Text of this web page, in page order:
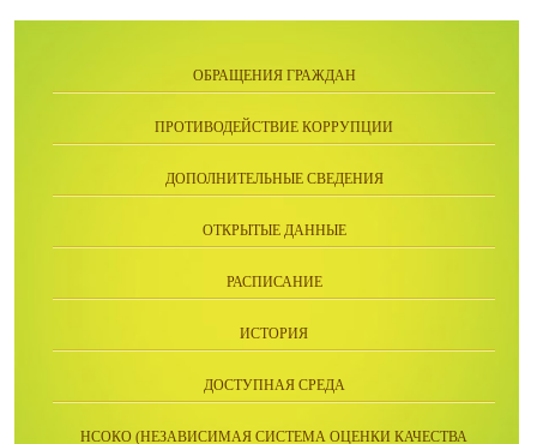
ОБРАЩЕНИЯ ГРАЖДАН
ПРОТИВОДЕЙСТВИЕ КОРРУПЦИИ
ДОПОЛНИТЕЛЬНЫЕ СВЕДЕНИЯ
ОТКРЫТЫЕ ДАННЫЕ
РАСПИСАНИЕ
ИСТОРИЯ
ДОСТУПНАЯ СРЕДА
НСОКО (НЕЗАВИСИМАЯ СИСТЕМА ОЦЕНКИ КАЧЕСТВА